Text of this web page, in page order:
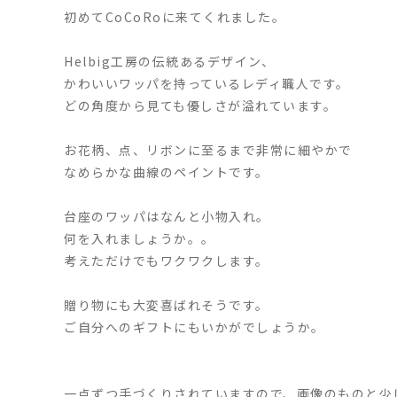
初めてCoCoRoに来てくれました。
Helbig工房の伝統あるデザイン、
かわいいワッパを持っているレディ職人です。
どの角度から見ても優しさが溢れています。
お花柄、点、リボンに至るまで非常に細やかで
なめらかな曲線のペイントです。
台座のワッパはなんと小物入れ。
何を入れましょうか。。
考えただけでもワクワクします。
贈り物にも大変喜ばれそうです。
ご自分へのギフトにもいかがでしょうか。